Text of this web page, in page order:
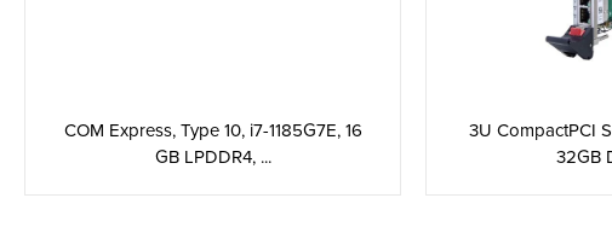
COM Express, Type 10, i7-1185G7E, 16
GB LPDDR4, ...
3U CompactPCI
32GB